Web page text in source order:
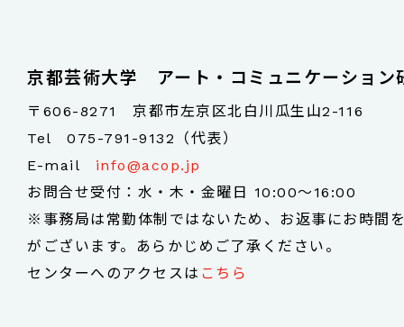
京都芸術大学 アート・コミュニケーション
〒606-8271 京都市左京区北白川瓜生山2-116
Tel075-791-9132（代表）
E-mail info@acop.jp
お問合せ受付：水・木・金曜日 10:00～16:00
※事務局は常勤体制ではないため、お返事にお時間
がございます。あらかじめご了承ください。
センターへのアクセスは こちら